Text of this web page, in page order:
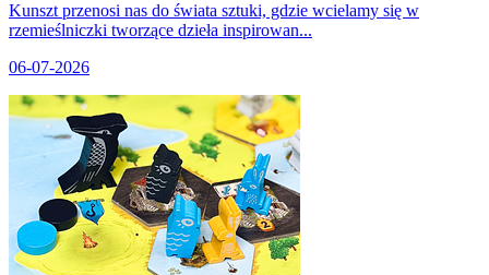
Kunszt przenosi nas do świata sztuki, gdzie wcielamy się w
rzemieślniczki tworzące dzieła inspirowan...
06-07-2026